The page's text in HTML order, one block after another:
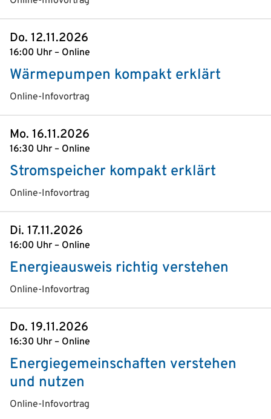
Do. 12.11.2026
16:00 Uhr – Online
Wärmepumpen kompakt erklärt
Online-Infovortrag
Mo. 16.11.2026
16:30 Uhr – Online
Stromspeicher kompakt erklärt
Online-Infovortrag
Di. 17.11.2026
16:00 Uhr – Online
Energieausweis richtig verstehen
Online-Infovortrag
Do. 19.11.2026
16:30 Uhr – Online
Energiegemeinschaften verstehen
und nutzen
Online-Infovortrag